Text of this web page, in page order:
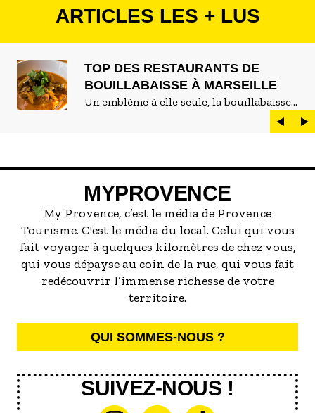
ARTICLES LES + LUS
TOP DES RESTAURANTS DE
BOUILLABAISSE À MARSEILLE
Un emblème à elle seule, la bouillabaisse
est LE plat marseillais par excellence. On
peut d'ailleurs vite être submergé·e par la
servir la meilleure...
MYPROVENCE
My Provence, c’est le média de Provence
Tourisme. C'est le média du local. Celui qui vous
fait voyager à quelques kilomètres de chez vous,
qui vous dépayse au coin de la rue, qui vous fait
redécouvrir l’immense richesse de votre
territoire.
QUI SOMMES-NOUS ?
SUIVEZ-NOUS !